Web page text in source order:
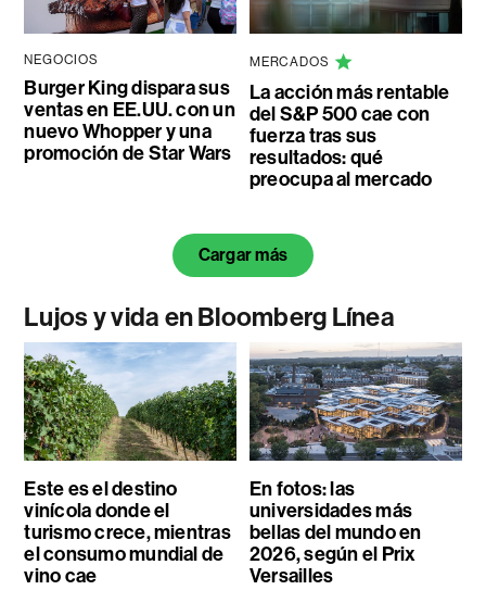
NEGOCIOS
Burger King dispara sus
ventas en EE.UU. con un
nuevo Whopper y una
promoción de Star Wars
MERCADOS
La acción más rentable
del S&P 500 cae con
fuerza tras sus
resultados: qué
preocupa al mercado
Cargar más
Lujos y vida en Bloomberg Línea
Este es el destino
vinícola donde el
turismo crece, mientras
el consumo mundial de
vino cae
En fotos: las
universidades más
bellas del mundo en
2026, según el Prix
Versailles